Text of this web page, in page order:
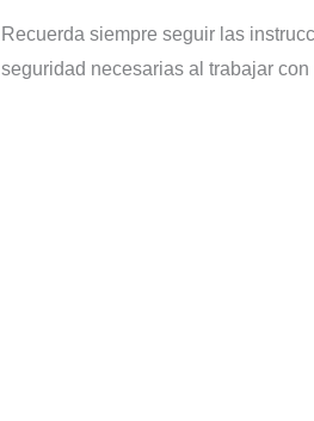
Recuerda siempre seguir las
seguridad necesarias al trabajar